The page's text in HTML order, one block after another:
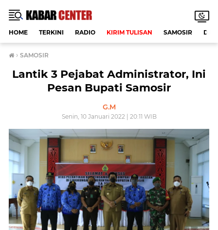
HOME TERKINI RADIO KIRIM TULISAN SAMOSIR
› SAMOSIR
Lantik 3 Pejabat Administrator, Ini
Pesan Bupati Samosir
G.M
Senin, 10 Januari 2022 | 20:11 WIB